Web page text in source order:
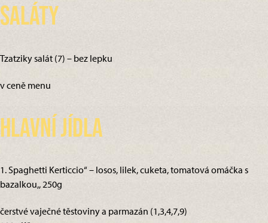
Saláty
Tzatziky salát (7) – bez lepku
v ceně menu
Hlavní jídla
1. Spaghetti Kerticcio“ – losos, lilek, cuketa, tomatová omáčka s
bazalkou,, 250g
čerstvé vaječné těstoviny a parmazán (1,3,4,7,9)